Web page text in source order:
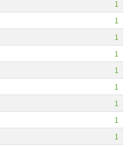
1
1
1
1
1
1
1
1
1